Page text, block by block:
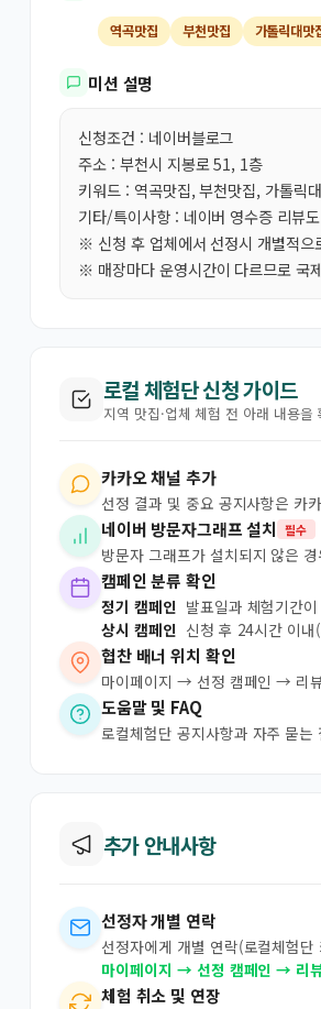
역곡맛집 부천맛집 가톨릭대맛
미션 설명
신청조건 : 네이버블로그
주소 : 부천시 지봉로 51, 1층
키워드 : 역곡맛집, 부천맛집, 가톨릭
기타/특이사항 : 네이버 영수증 리뷰
※ 신청 후 업체에서 선정시 개별적으
※ 매장마다 운영시간이 다르므로 국
로컬 체험단 신청 가이드
지역 맛집·업체 체험 전 아래 내용을
카카오 채널 추가
선정 결과 및 중요 공지사항은 카
네이버 방문자그래프 설치 필수
방문자 그래프가 설치되지 않은
캠페인 분류 확인
정기 캠페인 발표일과 체험기간
상시 캠페인 신청 후 24시간 이
협찬 배너 위치 확인
마이페이지 → 선정 캠페인 → 리
도움말 및 FAQ
로컬체험단 공지사항과 자주 묻는
추가 안내사항
선정자 개별 연락
선정자에게 개별 연락(로컬체험
마이페이지 → 선정 캠페인 → 리
체험 취소 및 연장